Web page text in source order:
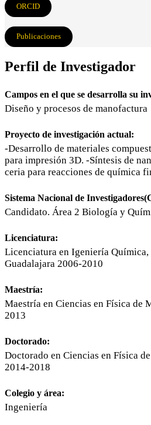
ORCID
Publicaciones
Perfil de Investigador
Campos en el que se desarrolla su
Diseño y procesos de manofactura
Proyecto de investigación actual:
-Desarrollo de materiales
para impresión 3D. -Síntesis de
ceria para reacciones de química
Sistema Nacional de
Candidato. Área 2 Biología y
Licenciatura:
Licenciatura en Igeniería
Guadalajara 2006-2010
Maestría:
Maestría en Ciencias en Física de
2013
Doctorado:
Doctorado en Ciencias en Física
2014-2018
Colegio y área:
Ingeniería